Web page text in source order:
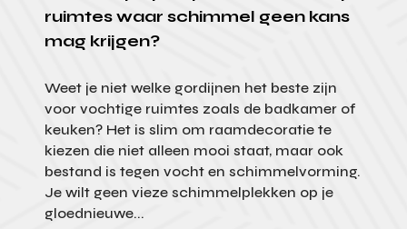
ruimtes waar schimmel geen kans
mag krijgen?
Weet je niet welke gordijnen het beste zijn
voor vochtige ruimtes zoals de badkamer of
keuken? Het is slim om raamdecoratie te
kiezen die niet alleen mooi staat, maar ook
bestand is tegen vocht en schimmelvorming.
Je wilt geen vieze schimmelplekken op je
gloednieuwe...